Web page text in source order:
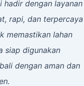
hadir dengan layanan
rapi, dan terpercaya
memastikan lahan
siap digunakan
dengan aman dan